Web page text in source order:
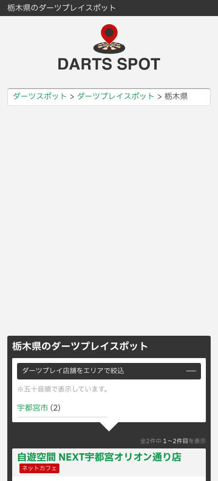
栃木県のダーツプレイスポット
ダーツスポット ダーツプレイスポット 栃木県
栃木県のダーツプレイスポット
ダーツプレイ店舗をエリアで絞込
※五十音順で表示しています。
宇都宮市 (2)
全2件中 1〜2件目を表示
自遊空間 NEXT宇都宮オリオン通り店
ネットカフェ